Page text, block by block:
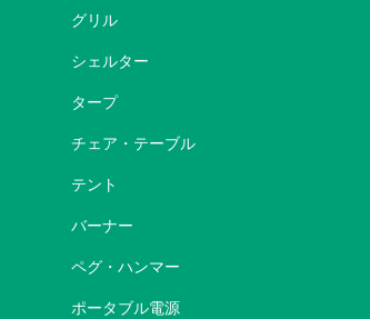
グリル
シェルター
タープ
チェア・テーブル
テント
バーナー
ペグ・ハンマー
ポータブル電源